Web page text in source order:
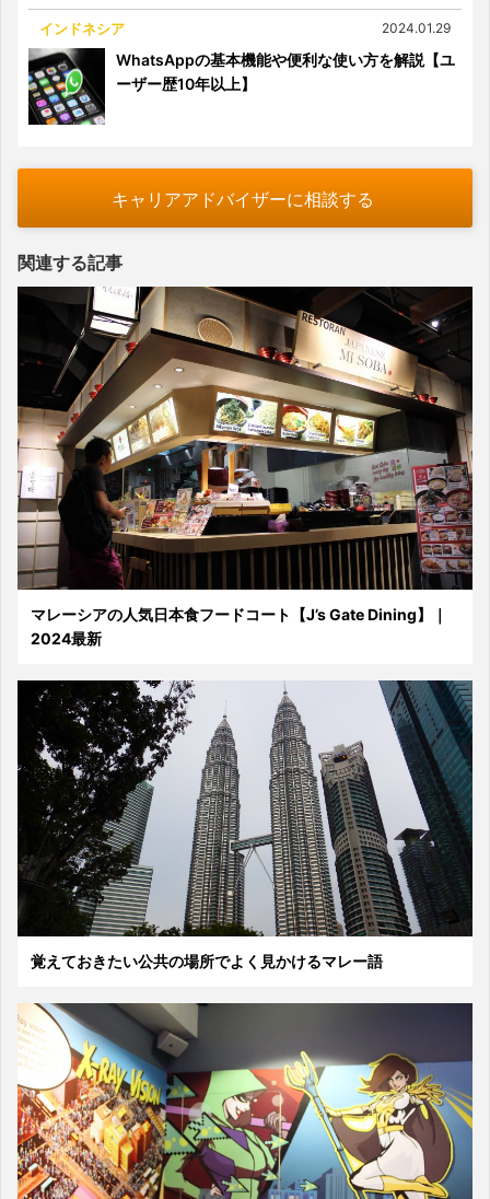
インドネシア 2024.01.29
WhatsAppの基本機能や便利な使い方を解説【ユ
ーザー歴10年以上】
キャリアアドバイザーに相談する
関連する記事
マレーシアの人気日本食フードコート【J’s Gate Dining】｜
2024最新
覚えておきたい公共の場所でよく見かけるマレー語